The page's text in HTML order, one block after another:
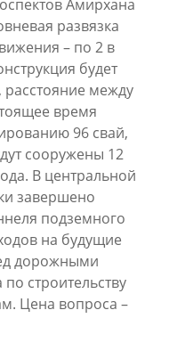
Амирхана
развязка
– по 2 в
будет
расстояние между
время
96 свай,
сооружены 12
В центральной
завершено
подземного
на будущие
дорожными
строительству
Цена вопроса –